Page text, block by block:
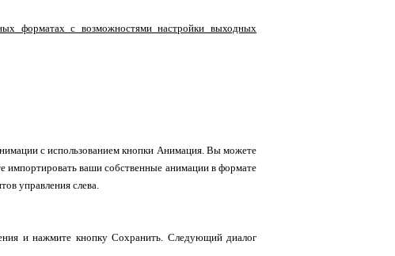
форматах с возможностями настройки выходных
с использованием кнопки Анимация. Вы можете
импортировать ваши собственные анимации в формате
управления слева.
и нажмите кнопку Сохранить. Следующий диалог